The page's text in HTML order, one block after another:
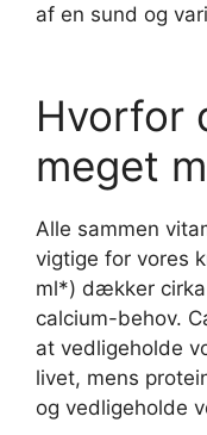
af en sund og
Hvorfor
meget
Alle sammen
vigtige for vores
ml*) dækker
calcium-behov.
at vedligeholde
livet, mens
og vedligeholde